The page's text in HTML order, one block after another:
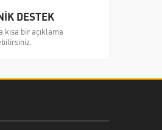
DESTEK
kısa bir açıklama